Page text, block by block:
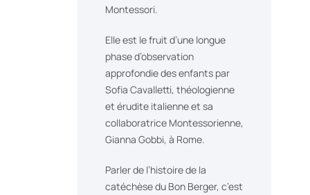
Montessori.
Elle est le fruit d’une longue
phase d’observation
approfondie des enfants par
Sofia Cavalletti, théologienne
et érudite italienne et sa
collaboratrice Montessorienne,
Gianna Gobbi, à Rome.
Parler de l’histoire de la
catéchèse du Bon Berger, c’est